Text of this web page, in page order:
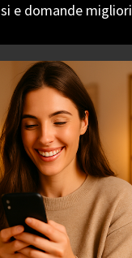
e domande migliori